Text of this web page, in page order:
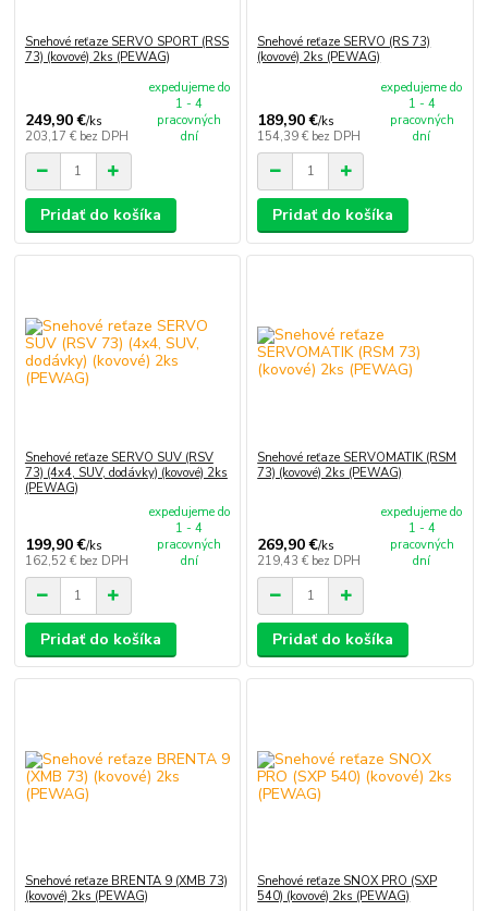
Snehové reťaze SERVO SPORT (RSS
73) (kovové) 2ks (PEWAG)
249,90 €/ks
203,17 € bez DPH
expedujeme do
1 - 4
pracovných
dní
Pridať do košíka
Snehové reťaze SERVO (RS 73)
(kovové) 2ks (PEWAG)
189,90 €/ks
154,39 € bez DPH
expedujeme do
1 - 4
pracovných
dní
Pridať do košíka
Snehové reťaze SERVO SUV (RSV
73) (4x4, SUV, dodávky) (kovové) 2ks
(PEWAG)
199,90 €/ks
162,52 € bez DPH
expedujeme do
1 - 4
pracovných
dní
Pridať do košíka
Snehové reťaze SERVOMATIK (RSM
73) (kovové) 2ks (PEWAG)
269,90 €/ks
219,43 € bez DPH
expedujeme do
1 - 4
pracovných
dní
Pridať do košíka
Snehové reťaze BRENTA 9 (XMB 73)
(kovové) 2ks (PEWAG)
Snehové reťaze SNOX PRO (SXP
540) (kovové) 2ks (PEWAG)